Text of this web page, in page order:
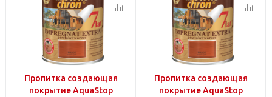
Пропитка создающая
покрытие AquaStop
Пропитка создающая
покрытие AquaStop